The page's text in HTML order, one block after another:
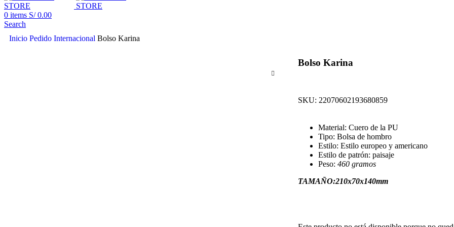
0 items S/0.00
Search
Inicio Pedido Internacional Bolso Karina
Bolso Karina
SKU: 22070602193680859
Material: Cuero de la PU
Tipo: Bolsa de hombro
Estilo: Estilo europeo y americano
Estilo de patrón: paisaje
Peso: 460 gramos
TAMAÑO:210x70x140mm